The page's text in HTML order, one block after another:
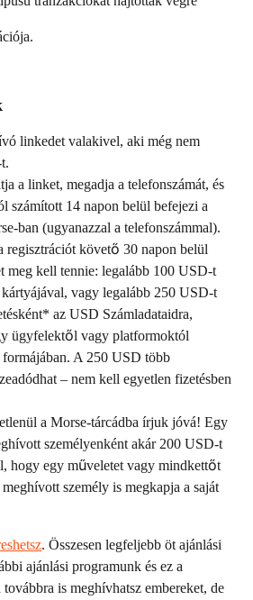
linkedet valakivel, aki még nem
a linket, megadja a telefonszámát, és
számított 14 napon belül befejezi a
ban (ugyanazzal a telefonszámmal).
regisztrációt követő 30 napon belül
meg kell tennie: legalább 100 USD-t
vagy legalább 250 USD-t
az USD Számladataidra,
ügyfelektől vagy platformoktól
A 250 USD több
– nem kell egyetlen fizetésben
a Morse-tárcádba írjuk jóvá! Egy
személyenként akár 200 USD-t
hogy egy műveletet vagy mindkettőt
személy is megkapja a saját
. Összesen legfeljebb öt ajánlási
ajánlási programunk és ez a
is meghívhatsz embereket, de